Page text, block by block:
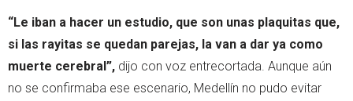
“Le iban a hacer un estudio, que son unas plaquitas que,
si las rayitas se quedan parejas, la van a dar ya como
muerte cerebral”, dijo con voz entrecortada. Aunque aún
no se confirmaba ese escenario, Medellín no pudo evitar